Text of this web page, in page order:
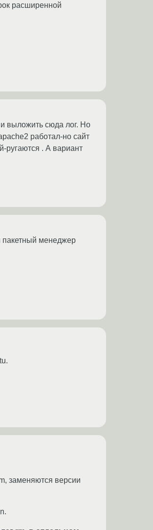
расширенной
выложить сюда лог. Но
работал-но сайт
ругаются . А вариант
пакетный менеджер
заменяются версии